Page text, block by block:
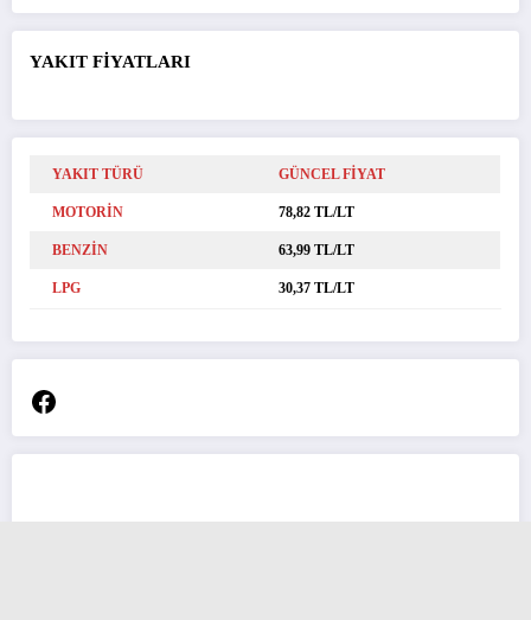
YAKIT FİYATLARI
YAKIT TÜRÜ GÜNCEL FİYAT
MOTORİN 78,82 TL/LT
BENZİN 63,99 TL/LT
LPG 30,37 TL/LT
Facebook